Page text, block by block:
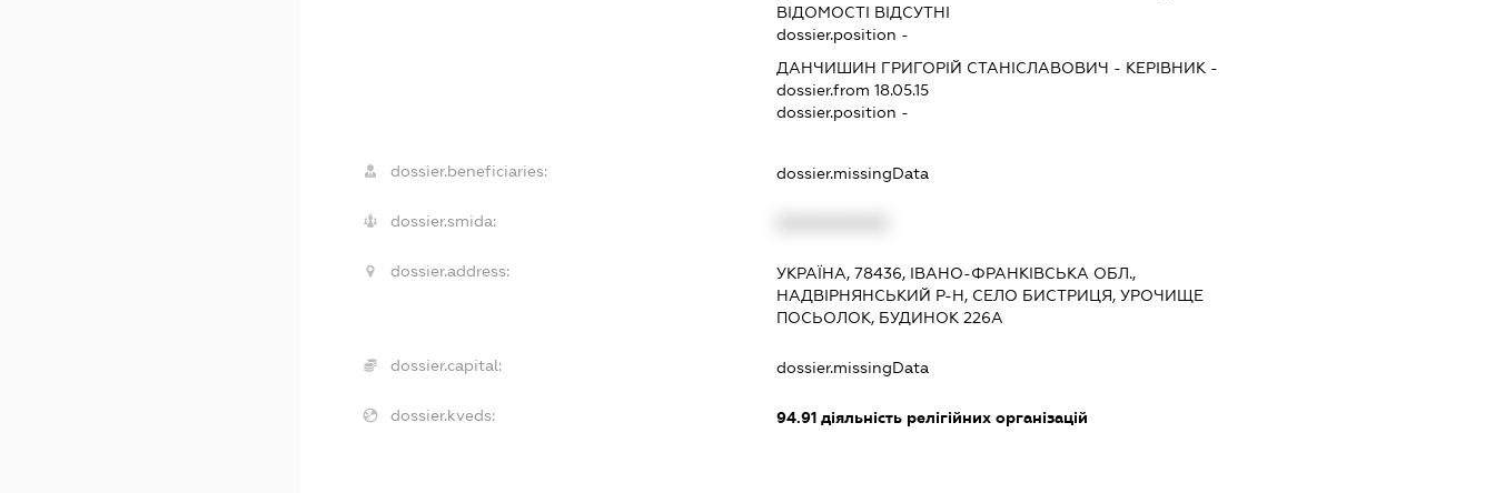
ВІДОМОСТІ ВІДСУТНІ
dossier.position -
ДАНЧИШИН ГРИГОРІЙ СТАНІСЛАВОВИЧ - КЕРІВНИК -
dossier.from 18.05.15
dossier.position -
dossier.beneficiaries: dossier.missingData
dossier.smida:
dossier.address:
УКРАЇНА, 78436, ІВАНО-ФРАНКІВСЬКА ОБЛ.,
НАДВІРНЯНСЬКИЙ Р-Н, СЕЛО БИСТРИЦЯ, УРОЧИЩЕ
ПОСЬОЛОК, БУДИНОК 226А
dossier.capital: dossier.missingData
dossier.kveds: 94.91діяльність релігійних організацій